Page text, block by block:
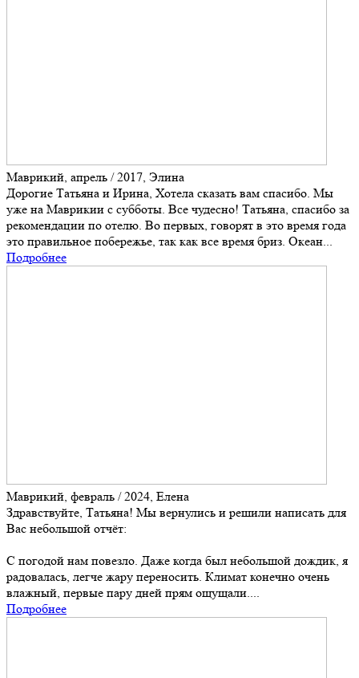
Маврикий, апрель / 2017, Элина
Дорогие Татьяна и Ирина, Хотела сказать вам спасибо. Мы
уже на Маврикии с субботы. Все чудесно! Татьяна, спасибо за
рекомендации по отелю. Во первых, говорят в это время года
это правильное побережье, так как все время бриз. Океан...
Подробнее
Маврикий, февраль / 2024, Елена
Здравствуйте, Татьяна! Мы вернулись и решили написать для
Вас небольшой отчёт:
С погодой нам повезло. Даже когда был небольшой дождик, я
радовалась, легче жару переносить. Климат конечно очень
влажный, первые пару дней прям ощущали....
Подробнее